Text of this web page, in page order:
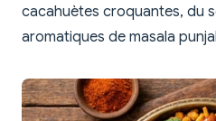
cacahuètes croquantes, du
aromatiques de masala